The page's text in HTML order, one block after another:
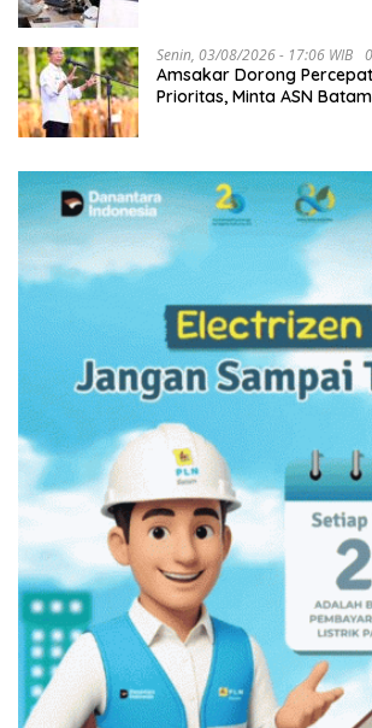
Senin, 03/08/2026 - 17:06 WIB
Amsakar Dorong
Prioritas, Minta ASN